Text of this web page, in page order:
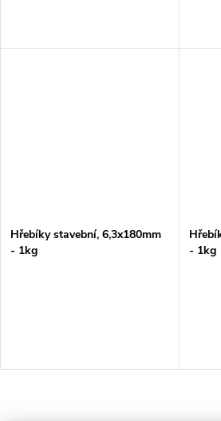
Hřebíky stavební, 6,3x180mm
- 1kg
- 1kg